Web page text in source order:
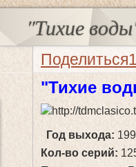
"Тихие
Поделиться
"Тихие
Год выхода:
Кол-во серий: